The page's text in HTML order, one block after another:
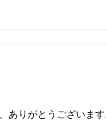
ありがとうござい